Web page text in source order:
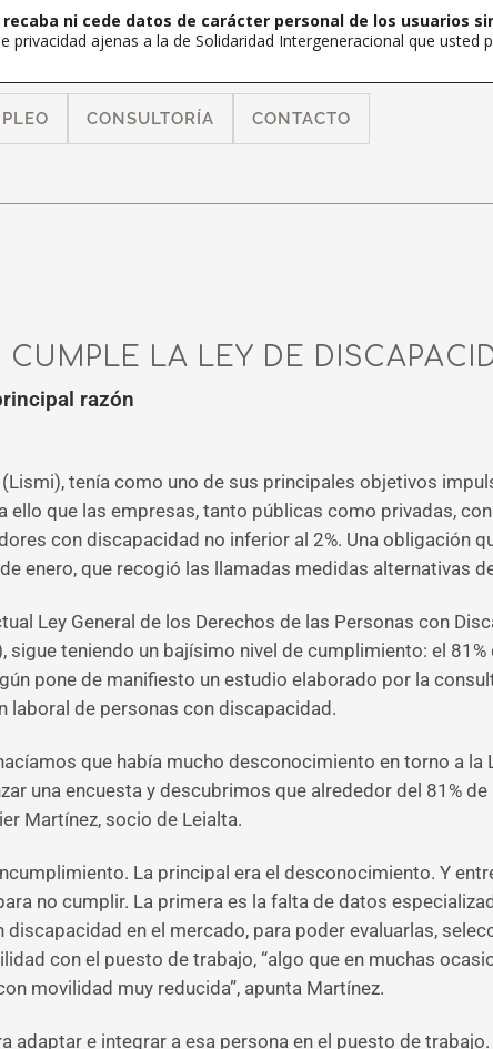
CONSULTORÍA CONTACTO
LA LEY DE
razón
tenía como uno de sus principales objetivos
que las empresas, tanto públicas como privadas,
con discapacidad no inferior al 2%. Una obligación
enero, que recogió las llamadas medidas alternativas
Ley General de los Derechos de las Personas con
teniendo un bajísimo nivel de cumplimiento: el
pone de manifiesto un estudio elaborado por la
laboral de personas con discapacidad.
que había mucho desconocimiento en torno a la
una encuesta y descubrimos que alrededor del 81%
Martínez, socio de Leialta.
La principal era el desconocimiento. Y
no cumplir. La primera es la falta de datos
en el mercado, para poder evaluarlas,
con el puesto de trabajo, “algo que en muchas
movilidad muy reducida”, apunta Martínez.
e integrar a esa persona en el puesto de trabajo.
ni cede datos de carácter personal de los usuarios
ajenas a la de Solidaridad Intergeneracional que usted